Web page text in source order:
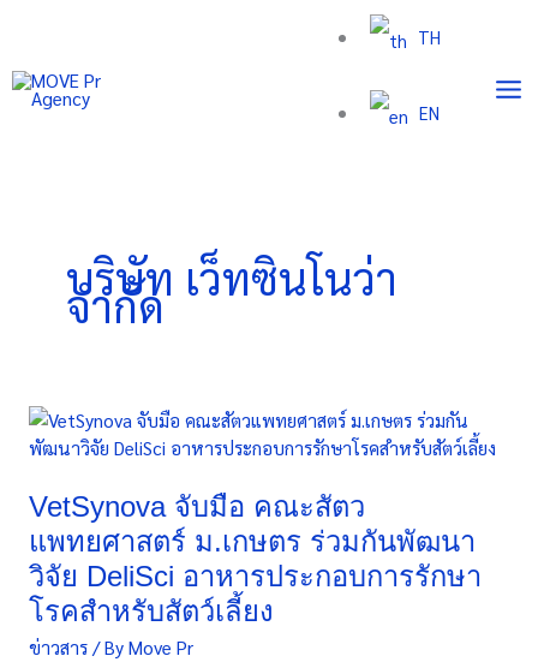
content
TH
EN
บริษัท เว็ทซินโนว่า
จำกัด
VetSynova จับมือ คณะสัตว
แพทยศาสตร์ ม.เกษตร ร่วมกันพัฒนา
วิจัย DeliSci อาหารประกอบการรักษา
โรคสำหรับสัตว์เลี้ยง
ข่าวสาร/ ByMove Pr
VetSynova
จับ
คณะ
สัตว
แพทยศาสตร์
ม.เกษตร
ร่วม
กัน